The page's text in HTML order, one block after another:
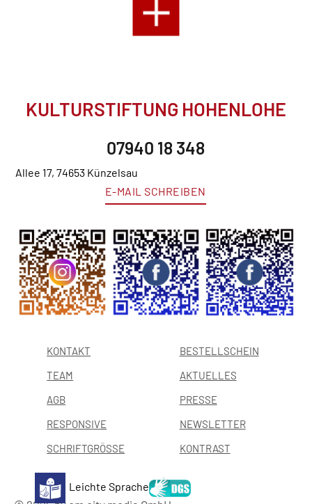
KULTURSTIFTUNG HOHENLOHE
07940 18 348
Allee 17, 74653 Künzelsau
E-MAIL SCHREIBEN
Leichte Sprache
KONTAKT BESTELLSCHEIN
TEAM AKTUELLES
AGB PRESSE
RESPONSIVE NEWSLETTER
SCHRIFTGRÖSSE KONTRAST